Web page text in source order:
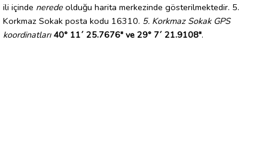
ili içinde nerede olduğu harita merkezinde gösterilmektedir. 5.
Korkmaz Sokak posta kodu 16310. 5. Korkmaz Sokak GPS
koordinatları 40° 11´ 25.7676" ve 29° 7´ 21.9108".